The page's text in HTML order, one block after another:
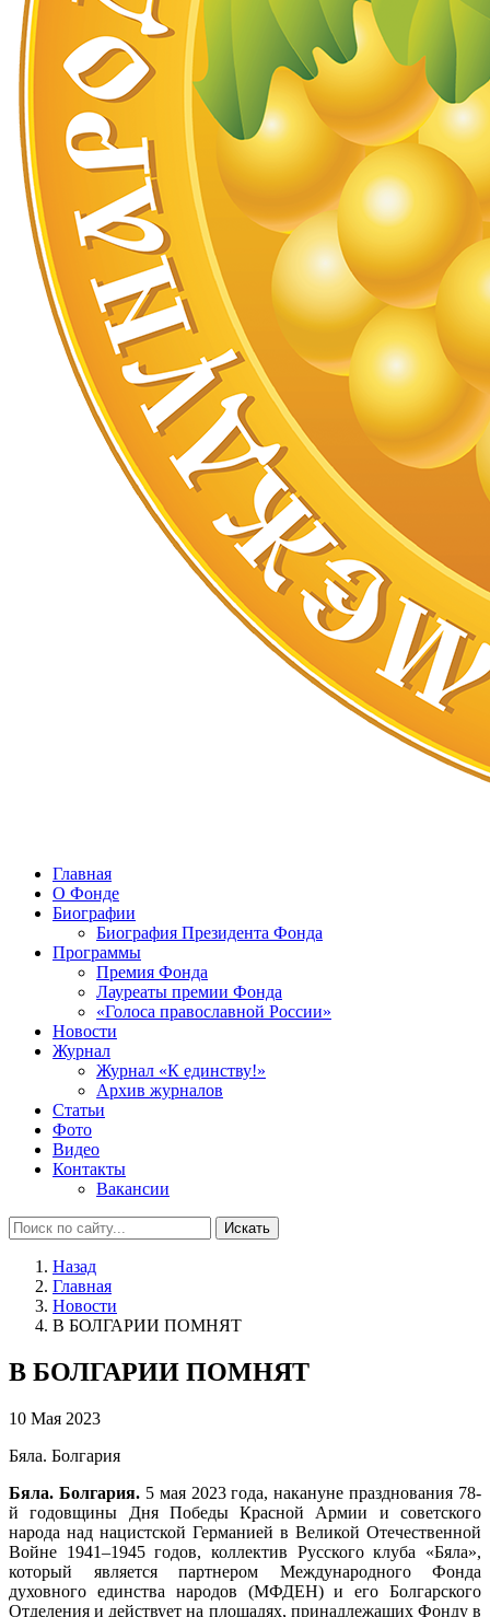
Главная
О Фонде
Биографии
Биография Президента Фонда
Программы
Премия Фонда
Лауреаты премии Фонда
«Голоса православной России»
Новости
Журнал
Журнал «К единству!»
Архив журналов
Статьи
Фото
Видео
Контакты
Вакансии
Искать
Назад
Главная
Новости
В БОЛГАРИИ ПОМНЯТ
В БОЛГАРИИ ПОМНЯТ
10 Мая 2023
Бяла. Болгария
Бяла. Болгария. 5 мая 2023 года, накануне празднования 78-
й годовщины Дня Победы Красной Армии и советского
народа над нацистской Германией в Великой Отечественной
Войне 1941–1945 годов, коллектив Русского клуба «Бяла»,
который является партнером Международного Фонда
духовного единства народов (МФДЕН) и его Болгарского
Отделения и действует на площадях, принадлежащих Фонду в